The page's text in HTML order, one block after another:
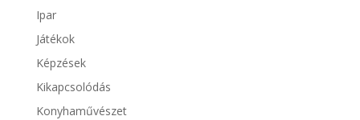
Ipar
Játékok
Képzések
Kikapcsolódás
Konyhaművészet